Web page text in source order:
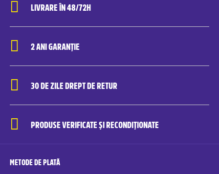
LIVRARE ÎN 48/72H
2 ANI GARANȚIE
30 DE ZILE DREPT DE RETUR
PRODUSE VERIFICATE ȘI RECONDIȚIONATE
METODE DE PLATĂ